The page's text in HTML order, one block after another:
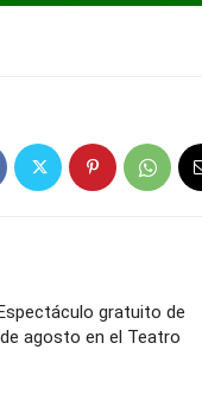
gratuito de
agosto en el Teatro